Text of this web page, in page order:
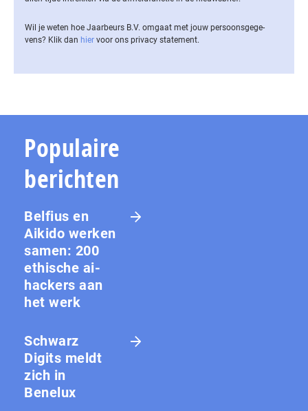
Wil je weten hoe Jaarbeurs B.V. omgaat met jouw per­soons­ge­ge­
vens? Klik dan hier voor ons privacy statement.
Populaire
berichten
Belfius en
Aikido werken
samen: 200
ethische ai-
hackers aan
het werk
Schwarz
Digits meldt
zich in
Benelux